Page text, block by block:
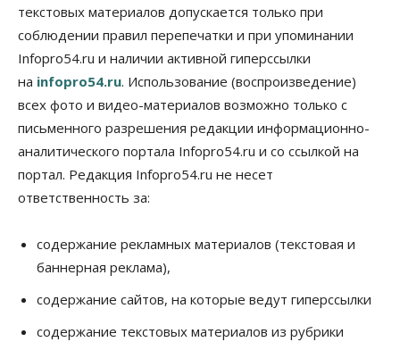
Медицина Наука Общество
Новосибирский «Вектор» проводит исследование
резистентности ВИЧ в трёх странах
10 Августа 2026, 09:00
Суд отменил дисквалификацию
Валентина Пармона в кассации
10 Августа 2026, 08:00
Власть Общество
Запуск проекта по малой авиации в регионах
Бизнес Недвижимость
уровне 2020 года
текстовых материалов допускается только при
соблюдении правил перепечатки и при упоминании
Infopro54.ru и наличии активной гиперссылки
на infopro54.ru. Использование (воспроизведение)
всех фото и видео-материалов возможно только с
письменного разрешения редакции информационно-
аналитического портала Infopro54.ru и со ссылкой на
портал. Редакция Infopro54.ru не несет
ответственность за:
содержание рекламных материалов (текстовая и
баннерная реклама),
содержание сайтов, на которые ведут гиперссылки
содержание текстовых материалов из рубрики